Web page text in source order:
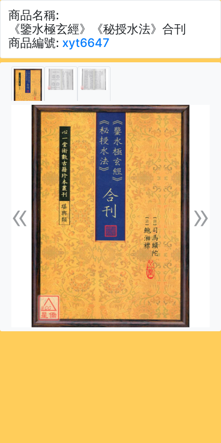
商品名稱:
《鑒水極玄經》《秘授水法》合刊
商品編號: xyt6647
«上一張 »下一